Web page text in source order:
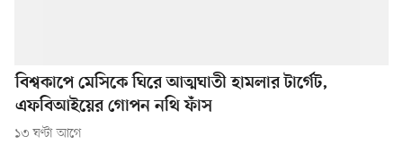
বিশ্বকাপে মেসিকে ঘিরে আত্মঘাতী হামলার টার্গেট,
এফবিআইয়ের গোপন নথি ফাঁস
১৩ ঘণ্টা আগে